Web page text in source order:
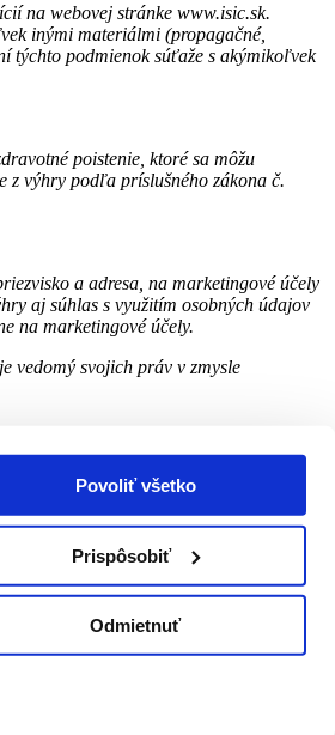
Povoliť všetko
Prispôsobiť
Odmietnuť
na webovej stránke www.isic.sk.
inými materiálmi (propagačné,
týchto podmienok súťaže s akýmikoľvek
poistenie, ktoré sa môžu
z výhry podľa príslušného zákona č.
a adresa, na marketingové účely
aj súhlas s využitím osobných údajov
na marketingové účely.
vedomý svojich práv v zmysle